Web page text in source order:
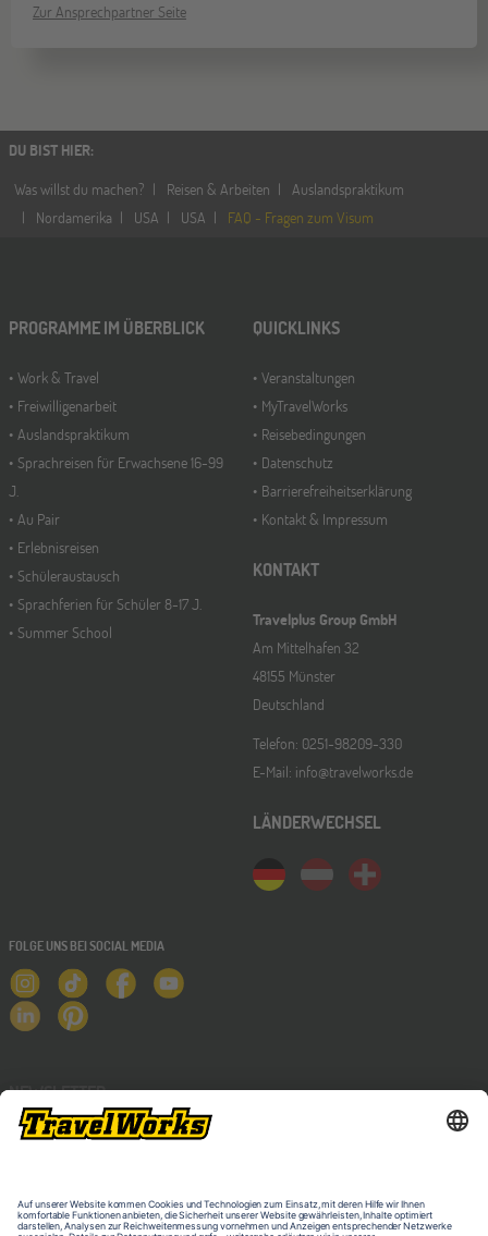
Zur Ansprechpartner Seite
DU BIST HIER:
Was willst du machen?
Reisen & Arbeiten
Auslandspraktikum
Nordamerika
USA USA FAQ - Fragen zum Visum
PROGRAMME IM ÜBERBLICK
Work & Travel
Freiwilligenarbeit
Auslandspraktikum
Sprachreisen für Erwachsene 16-99
J.
Au Pair
Erlebnisreisen
Schüleraustausch
Sprachferien für Schüler 8-17 J.
Summer School
QUICKLINKS
Veranstaltungen
MyTravelWorks
Reisebedingungen
Datenschutz
Barrierefreiheitserklärung
Kontakt & Impressum
KONTAKT
Travelplus Group GmbH
Am Mittelhafen 32
48155 Münster
Deutschland
Telefon: 0251-98209-330
E-Mail: info@travelworks.de
LÄNDERWECHSEL
FOLGE UNS BEI SOCIAL MEDIA
NEWSLETTER